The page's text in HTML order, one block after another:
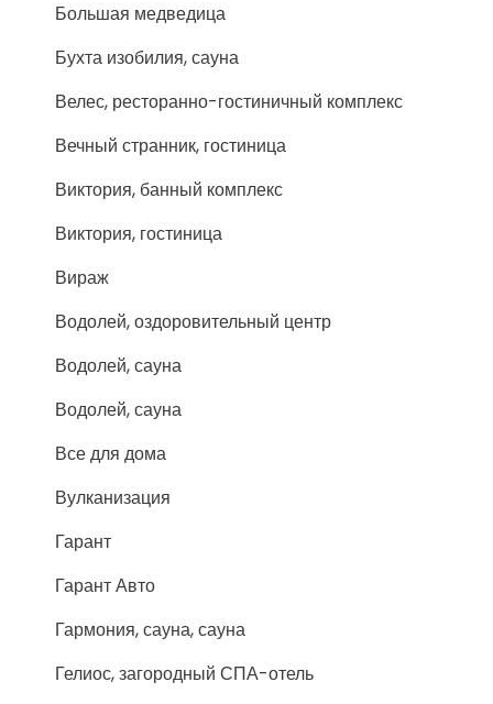
Большая медведица
Бухта изобилия, сауна
Велес, ресторанно-гостиничный комплекс
Вечный странник, гостиница
Виктория, банный комплекс
Виктория, гостиница
Вираж
Водолей, оздоровительный центр
Водолей, сауна
Водолей, сауна
Все для дома
Вулканизация
Гарант
Гарант Авто
Гармония, сауна, сауна
Гелиос, загородный СПА-отель